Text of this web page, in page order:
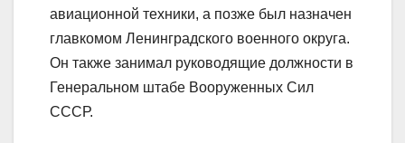
авиационной техники, а позже был назначен
главкомом Ленинградского военного округа.
Он также занимал руководящие должности в
Генеральном штабе Вооруженных Сил
СССР.